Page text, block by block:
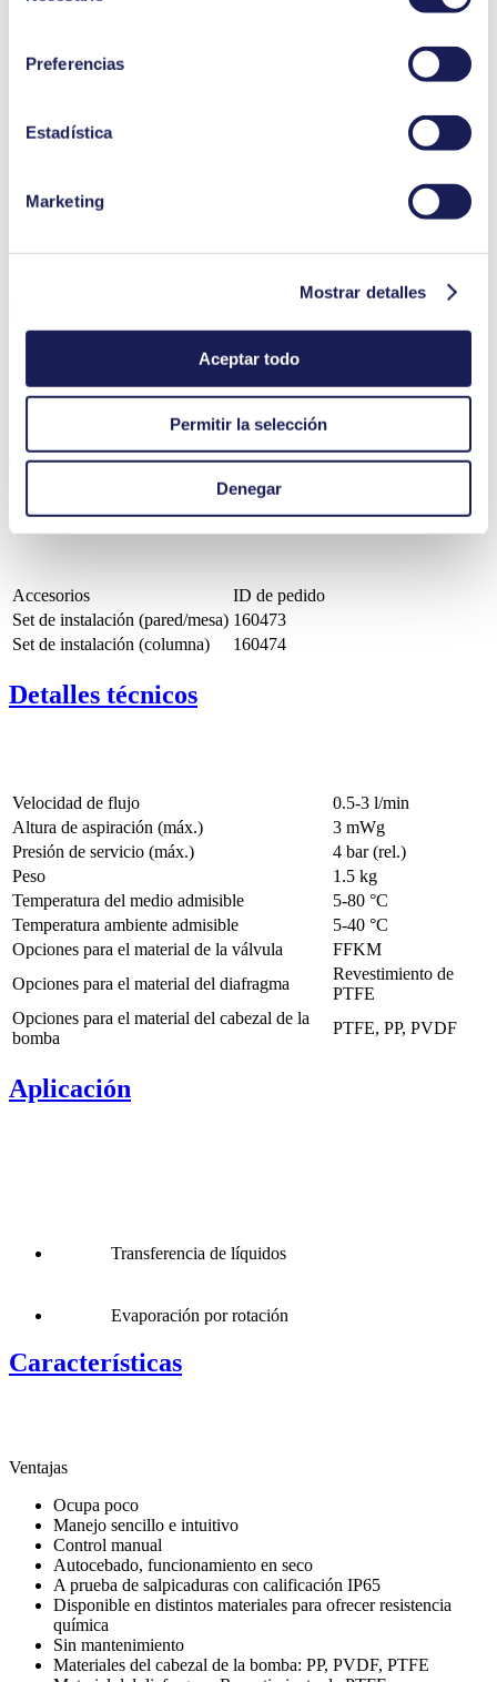
momento: solo tiene que hacer clic en «Cookies» al final
de la página web y eliminar la marca de verificación.
Encontrará información más detallada sobre las cookies
duración del almacenamiento de los datos en
Preferencias
Estadística
Marketing
Mostrar detalles
Aceptar todo
Permitir la selección
Denegar
Disponible en distintos materiales para ofrecer resistencia
Sin mantenimiento
Materiales del cabezal de la bomba: PP, PVDF, PTFE
PDF (732 KB) - Ficha técnica - Inglés
Operating Manual Lab LIQUIPORT® NF 100 NF 300 series KNF
USA
PDF (1 MB) - Manual de uso - Inglés
Catalog Lab Liquid Pumps KNF USA
PDF (4 MB) - Folletos - Inglés
Accesorios
ID de pedido
Set de instalación (pared/mesa) 160473
Set de instalación (columna)
160474
Detalles técnicos
Velocidad de flujo
0.5-3 l/min
Altura de aspiración (máx.)
3 mWg
Presión de servicio (máx.)
4 bar (rel.)
Peso
1.5 kg
Temperatura del medio admisible
5-80 °C
Temperatura ambiente admisible
5-40 °C
Opciones para el material de la válvula
FFKM
Opciones para el material del diafragma
Revestimiento de
PTFE
Opciones para el material del cabezal de la
bomba
PTFE, PP, PVDF
Aplicación
Transferencia de líquidos
Evaporación por rotación
Características
Ventajas
Ocupa poco
Manejo sencillo e intuitivo
Control manual
Autocebado, funcionamiento en seco
A prueba de salpicaduras con calificación IP65
Disponible en distintos materiales para ofrecer resistencia
química
Sin mantenimiento
Materiales del cabezal de la bomba: PP, PVDF, PTFE